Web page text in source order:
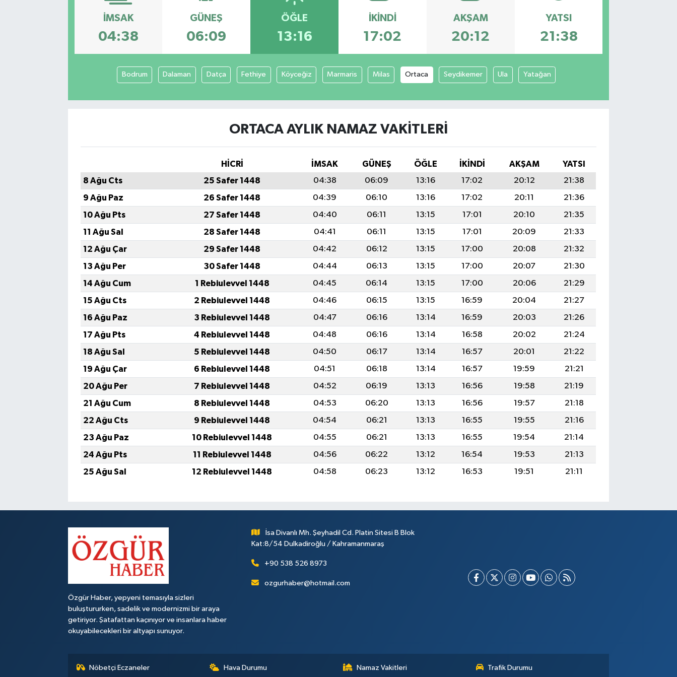
İMSAK
04:38
GÜNEŞ
06:09
ÖĞLE
13:16
İKINDI
17:02
AKŞAM
20:12
YATSI
21:38
Bodrum Dalaman Datça Fethiye Köyceğiz Marmaris Milas Ortaca Seydikemer Ula Yatağan
ORTACA AYLIK NAMAZ VAKITLERI
HİCRİ İMSAK GÜNEŞ ÖĞLE İKINDI AKŞAM
YATSI
8 Ağu Cts
25 Safer 1448 04:38 06:09 13:16 17:02 20:12
21:38
9 Ağu Paz
26 Safer 1448 04:39 06:10 13:16 17:02 20:11
21:36
10 Ağu Pts
27 Safer 1448 04:40 06:11 13:15 17:01 20:10
21:35
11 Ağu Sal
28 Safer 1448 04:41 06:11 13:15 17:01 20:09
21:33
12 Ağu Çar
29 Safer 1448 04:42 06:12 13:15 17:00 20:08
21:32
13 Ağu Per
30 Safer 1448 04:44 06:13 13:15 17:00 20:07
21:30
14 Ağu Cum
1 Rebiulevvel 1448 04:45 06:14 13:15 17:00 20:06
21:29
15 Ağu Cts
2 Rebiulevvel 1448 04:46 06:15 13:15 16:59 20:04
21:27
16 Ağu Paz
3 Rebiulevvel 1448 04:47 06:16 13:14 16:59 20:03
21:26
17 Ağu Pts
4 Rebiulevvel 1448 04:48 06:16 13:14 16:58 20:02
21:24
18 Ağu Sal
5 Rebiulevvel 1448 04:50 06:17 13:14 16:57 20:01
21:22
19 Ağu Çar
6 Rebiulevvel 1448 04:51 06:18 13:14 16:57 19:59
21:21
20 Ağu Per
7 Rebiulevvel 1448 04:52 06:19 13:13 16:56 19:58
21:19
21 Ağu Cum
8 Rebiulevvel 1448 04:53 06:20 13:13 16:56 19:57
21:18
22 Ağu Cts
9 Rebiulevvel 1448 04:54 06:21 13:13 16:55 19:55
21:16
23 Ağu Paz
10 Rebiulevvel 1448 04:55 06:21 13:13 16:55 19:54
21:14
24 Ağu Pts
11 Rebiulevvel 1448 04:56 06:22 13:12 16:54 19:53
21:13
25 Ağu Sal
12 Rebiulevvel 1448 04:58 06:23 13:12 16:53 19:51 21:11
Özgür Haber, yepyeni temasıyla sizleri
buluştururken, sadelik ve modernizmi bir araya
getiriyor. Şatafattan kaçınıyor ve insanlara haber
okuyabilecekleri bir altyapı sunuyor.
İsa Divanlı Mh. Şeyhadil Cd. Platin Sitesi B Blok
Kat:8/54 Dulkadiroğlu / Kahramanmaraş
+90 538 526 8973
ozgurhaber@hotmail.com
Nöbetçi Eczaneler Hava Durumu Namaz Vakitleri Trafik Durumu
Tarih - Kültür - Sanat - Turizm